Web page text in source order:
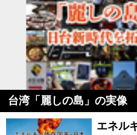
台湾「麗しの島」の実像
エネル